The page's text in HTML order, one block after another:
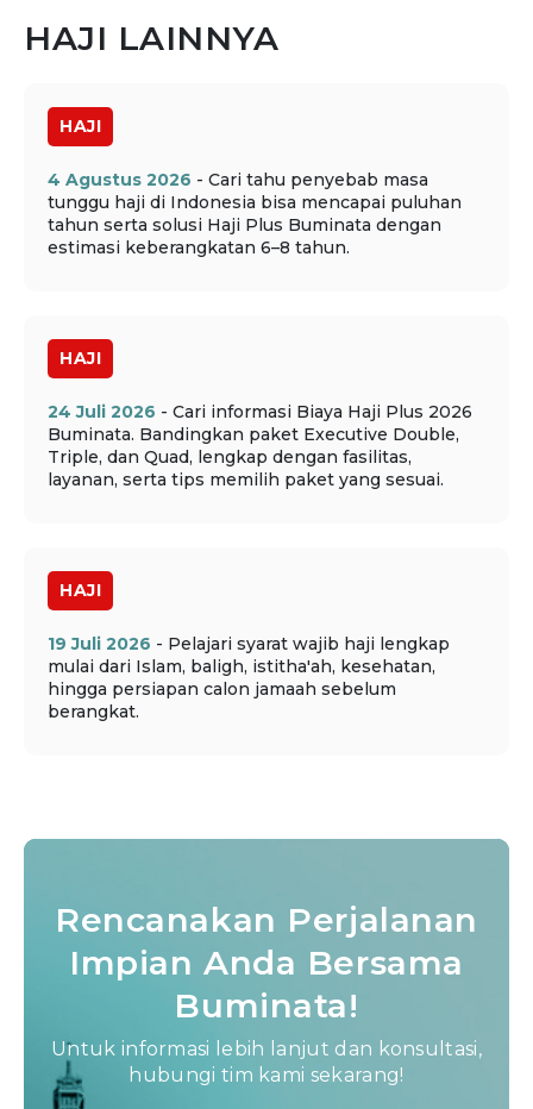
HAJI LAINNYA
HAJI
4 Agustus 2026 - Cari tahu penyebab masa
tunggu haji di Indonesia bisa mencapai puluhan
tahun serta solusi Haji Plus Buminata dengan
estimasi keberangkatan 6–8 tahun.
HAJI
24 Juli 2026 - Cari informasi Biaya Haji Plus 2026
Buminata. Bandingkan paket Executive Double,
Triple, dan Quad, lengkap dengan fasilitas,
layanan, serta tips memilih paket yang sesuai.
HAJI
19 Juli 2026 - Pelajari syarat wajib haji lengkap
mulai dari Islam, baligh, istitha'ah, kesehatan,
hingga persiapan calon jamaah sebelum
berangkat.
Rencanakan Perjalanan
Impian Anda Bersama
Buminata!
Untuk informasi lebih lanjut dan konsultasi,
hubungi tim kami sekarang!